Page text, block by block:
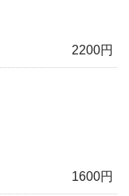
2200円
1600円